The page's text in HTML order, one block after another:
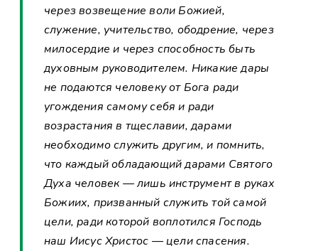
через возвещение воли Божией,
служение, учительство, ободрение, через
милосердие и через способность быть
духовным руководителем. Никакие дары
не подаются человеку от Бога ради
угождения самому себя и ради
возрастания в тщеславии, дарами
необходимо служить другим, и помнить,
что каждый обладающий дарами Святого
Духа человек — лишь инструмент в руках
Божиих, призванный служить той самой
цели, ради которой воплотился Господь
наш Иисус Христос — цели спасения.